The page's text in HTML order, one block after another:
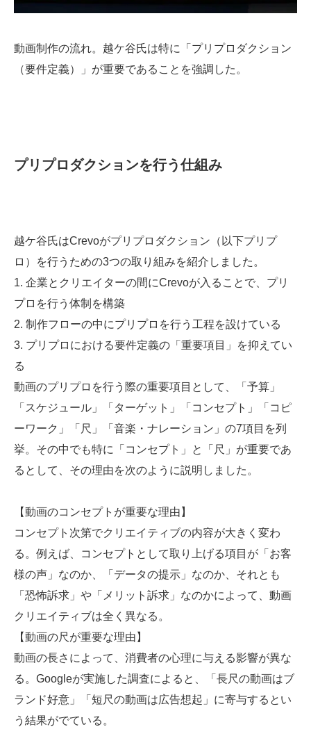
動画制作の流れ。越ケ谷氏は特に「プリプロダクション
（要件定義）」が重要であることを強調した。
プリプロダクションを行う仕組み
越ケ谷氏はCrevoがプリプロダクション（以下プリプ
ロ）を行うための3つの取り組みを紹介しました。
1. 企業とクリエイターの間にCrevoが入ることで、プリ
プロを行う体制を構築
2. 制作フローの中にプリプロを行う工程を設けている
3. プリプロにおける要件定義の「重要項目」を抑えてい
る
動画のプリプロを行う際の重要項目として、「予算」
「スケジュール」「ターゲット」「コンセプト」「コピ
ーワーク」「尺」「音楽・ナレーション」の7項目を列
挙。その中でも特に「コンセプト」と「尺」が重要であ
るとして、その理由を次のように説明しました。
【動画のコンセプトが重要な理由】
コンセプト次第でクリエイティブの内容が大きく変わ
る。例えば、コンセプトとして取り上げる項目が「お客
様の声」なのか、「データの提示」なのか、それとも
「恐怖訴求」や「メリット訴求」なのかによって、動画
クリエイティブは全く異なる。
【動画の尺が重要な理由】
動画の長さによって、消費者の心理に与える影響が異な
る。Googleが実施した調査によると、「長尺の動画はブ
ランド好意」「短尺の動画は広告想起」に寄与するとい
う結果がでている。